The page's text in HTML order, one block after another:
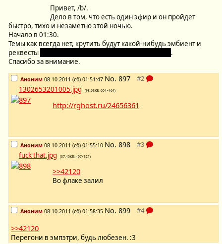
Привет, /b/.
Дело в том, что есть один эфир и он пройдет
быстро, тихо и незаметно этой ночью.
Начало в 01:30.
Темы как всегда нет, крутить будут какой-нибудь эмбиент и
реквесты
.
Спасибо за внимание.
Аноним 08.10.2011 (сб) 01:51:47 No. 897
1302653201005.jpg - (98.65KB, 604×464)
http://rghost.ru/24656361
Аноним 08.10.2011 (сб) 01:55:10 No. 898
fuck that.jpg - (37.40KB, 407×521)
>>42120
Во флаке залил
Аноним 08.10.2011 (сб) 01:58:35 No. 899
>>42120
Перегони в эмпэтри, будь любезен. :3